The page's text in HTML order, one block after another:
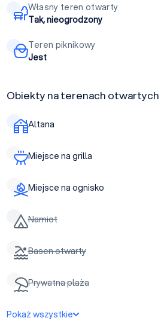
Własny teren otwarty
Tak, nieogrodzony
Teren piknikowy
Jest
Obiekty na terenach otwartych
Altana
Miejsce na grilla
Miejsce na ognisko
Namiot
Basen otwarty
Prywatna plaża
Pokaż wszystkie